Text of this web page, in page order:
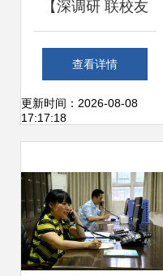
【深调研 联校友
促发展系列报道
(18)】走访校友企
务与办公服务领域
查看详情
更新时间：2026-08-08
17:17:18